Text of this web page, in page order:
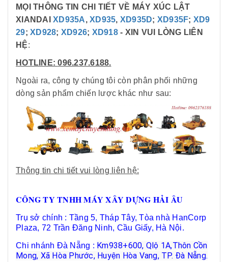
MỌI THÔNG TIN CHI TIẾT VỀ MÁY XÚC LẬT
XIANDAI XD935A, XD935, XD935D; XD935F; XD9
29; XD928; XD926; XD918 - XIN VUI LÒNG LIÊN
HỆ:
HOTLINE: 096.237.6188.
Ngoài ra, công ty chúng tôi còn phân phối những
dòng sản phẩm chiến lược khác như sau:
Thông tin chi tiết vui lòng liên hệ:
CÔNG TY TNHH MÁY XÂY DỰNG HẢI ÂU
Trụ sở chính : Tầng 5, Tháp Tây, Tòa nhà HanCorp
Plaza, 72 Trần Đăng Ninh, Cầu Giấy, Hà Nội.
Chi nhánh Đà Nẵng : Km938+600, Qlộ 1A,Thôn Cồn
Mong, Xã Hòa Phước, Huyện Hòa Vang, TP. Đà Nẵng.